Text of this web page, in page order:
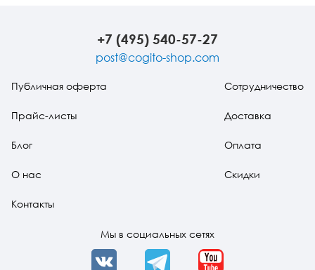
+7 (495) 540-57-27
post@cogito-shop.com
Публичная оферта
Прайс-листы
Блог
О нас
Контакты
Сотрудничество
Доставка
Оплата
Скидки
Мы в социальных сетях
VK Telegram YouTube